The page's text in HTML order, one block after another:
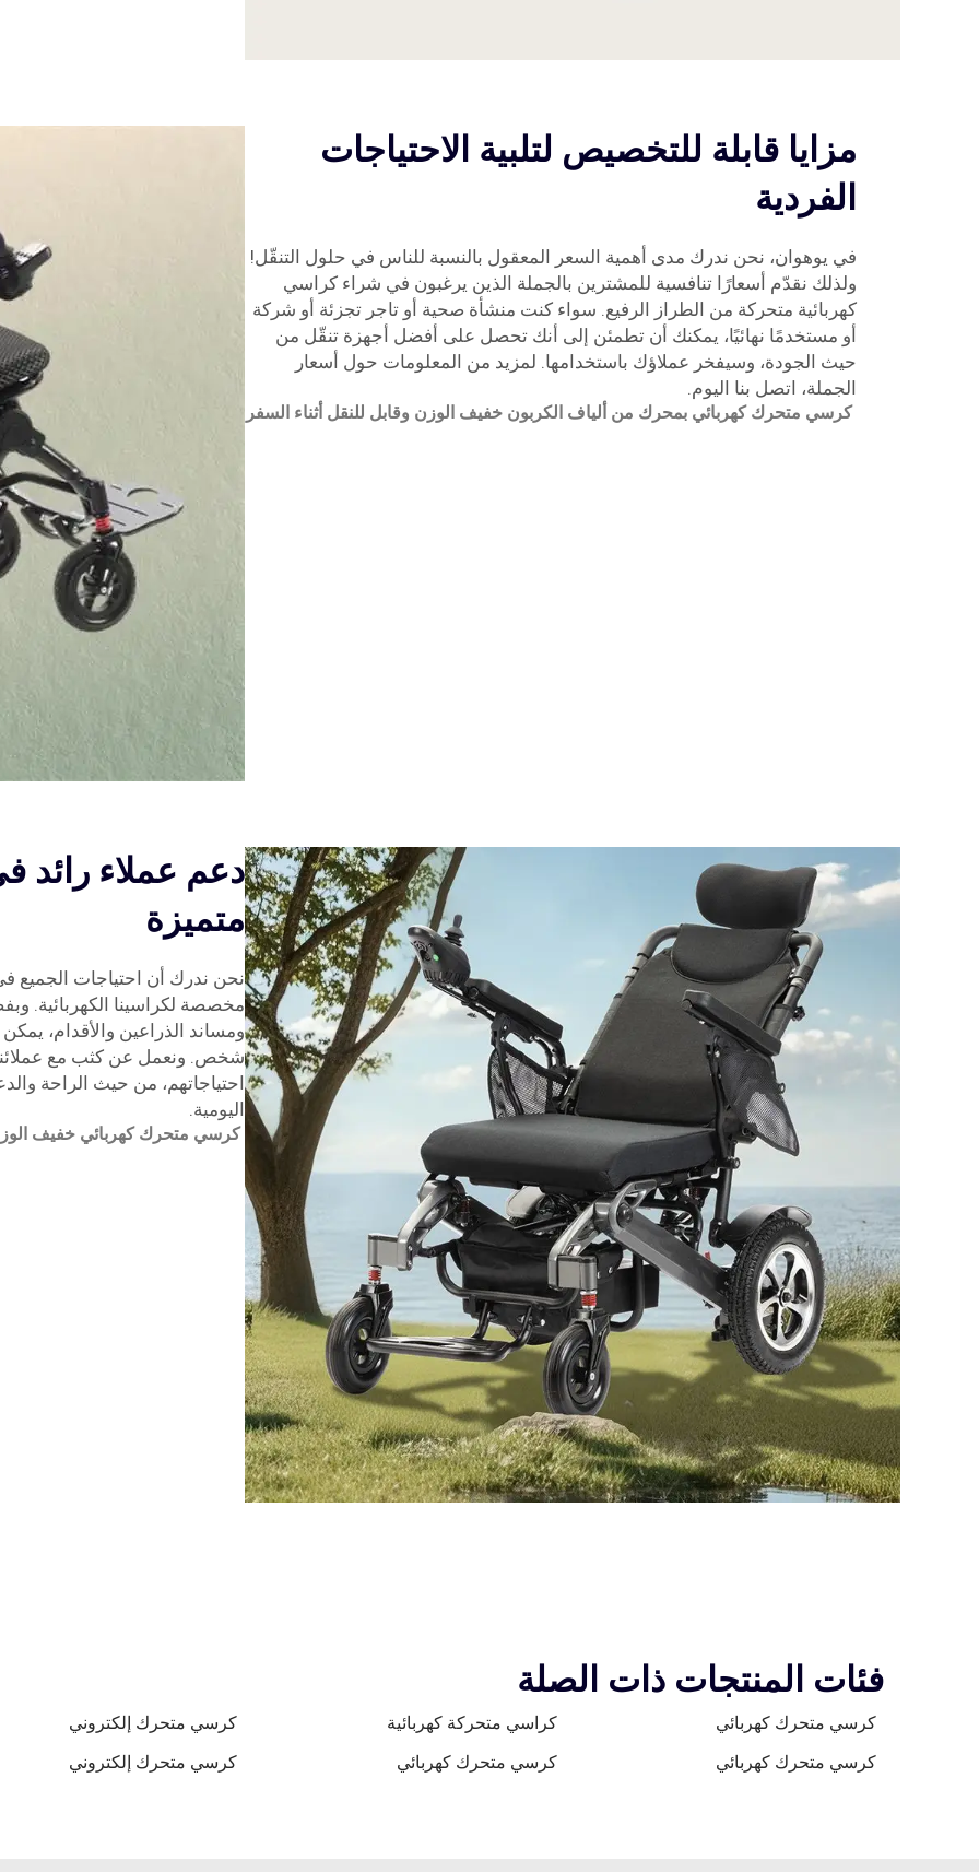
مزايا قابلة للتخصيص لتلبية الاحتياجات
الفردية
في يوهوان، نحن ندرك مدى أهمية السعر المعقول بالنسبة للناس في حلول التنقّل!
ولذلك نقدّم أسعارًا تنافسية للمشترين بالجملة الذين يرغبون في شراء كراسي
كهربائية متحركة من الطراز الرفيع. سواء كنت منشأة صحية أو تاجر تجزئة أو شركة
أو مستخدمًا نهائيًا، يمكنك أن تطمئن إلى أنك تحصل على أفضل أجهزة تنقّل من
حيث الجودة، وسيفخر عملاؤك باستخدامها. لمزيد من المعلومات حول أسعار
الجملة، اتصل بنا اليوم.
كرسي متحرك كهربائي بمحرك من ألياف الكربون خفيف الوزن وقابل للنقل أثناء السفر
دعم عملاء
متميزة
نحن ندرك أن احتياجات الجميع
مخصصة لكراسينا الكهربائية.
ومساند الذراعين والأقدام،
شخص. ونعمل عن كثب مع
احتياجاتهم، من حيث الراحة
اليومية.
كرسي متحرك كهربائي خفيف
فئات المنتجات ذات الصلة
كرسي متحرك كهربائي كراسي متحركة كهربائية
كرسي متحرك إلكتروني
كرسي متحرك كهربائي
كرسي متحرك كهربائي كرسي متحرك إلكتروني